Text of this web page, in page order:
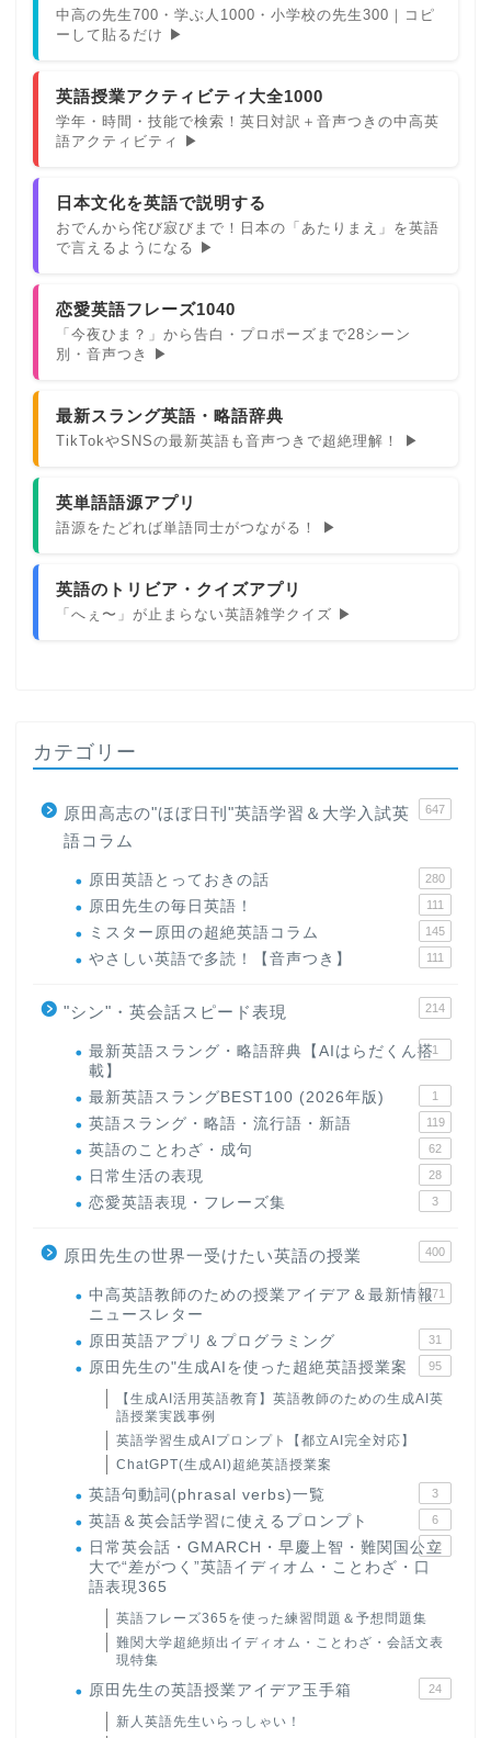
中高の先生700・学ぶ人1000・小学校の先生300｜コピ
ーして貼るだけ ▶
英語授業アクティビティ大全1000
学年・時間・技能で検索！英日対訳＋音声つきの中高英
語アクティビティ ▶
日本文化を英語で説明する
おでんから侘び寂びまで！日本の「あたりまえ」を英語
で言えるようになる ▶
恋愛英語フレーズ1040
「今夜ひま？」から告白・プロポーズまで28シーン
別・音声つき ▶
最新スラング英語・略語辞典
TikTokやSNSの最新英語も音声つきで超絶理解！ ▶
英単語語源アプリ
語源をたどれば単語同士がつながる！ ▶
英語のトリビア・クイズアプリ
「へぇ〜」が止まらない英語雑学クイズ ▶
カテゴリー
原田高志の"ほぼ日刊"英語学習＆大学入試英
語コラム
647
原田英語とっておきの話 280
原田先生の毎日英語！ 111
ミスター原田の超絶英語コラム 145
やさしい英語で多読！【音声つき】 111
"シン"・英会話スピード表現 214
最新英語スラング・略語辞典【AIはらだくん搭
載】
1
最新英語スラングBEST100 (2026年版) 1
英語スラング・略語・流行語・新語 119
英語のことわざ・成句 62
日常生活の表現 28
恋愛英語表現・フレーズ集 3
原田先生の世界一受けたい英語の授業 400
中高英語教師のための授業アイデア＆最新情報
ニュースレター
171
原田英語アプリ＆プログラミング 31
原田先生の"生成AIを使った超絶英語授業案 95
【生成AI活用英語教育】英語教師のための生成AI英
語授業実践事例
英語学習生成AIプロンプト【都立AI完全対応】
ChatGPT(生成AI)超絶英語授業案
英語句動詞(phrasal verbs)一覧 3
英語＆英会話学習に使えるプロンプト 6
日常英会話・GMARCH・早慶上智・難関国公立
大で“差がつく”英語イディオム・ことわざ・口
語表現365
22
英語フレーズ365を使った練習問題＆予想問題集
難関大学超絶頻出イディオム・ことわざ・会話文表
現特集
原田先生の英語授業アイデア玉手箱 24
新人英語先生いらっしゃい！